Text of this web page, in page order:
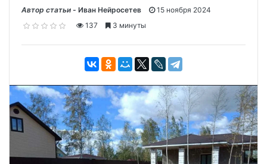
Автор статьи - Иван Нейросетев
15 ноября 2024
137
3 минуты